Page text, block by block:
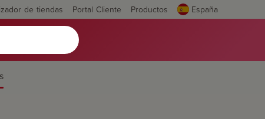
de tiendas Portal Cliente Productos España